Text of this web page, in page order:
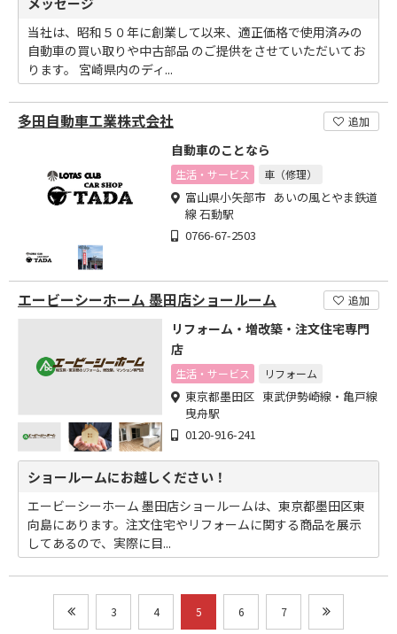
当社は、昭和５０年に創業して以来、適正価格で使用済みの
自動車の買い取りや中古部品 のご提供をさせていただいてお
ります。 宮崎県内のディ...
多田自動車工業株式会社 追加
自動車のことなら
生活・サービス 車（修理）
富山県小矢部市 あいの風とやま鉄道
線 石動駅
0766-67-2503
エービーシーホーム 墨田店ショールーム 追加
リフォーム・増改築・注文住宅専門
店
生活・サービス リフォーム
東京都墨田区 東武伊勢崎線・亀戸線
曳舟駅
0120-916-241
ショールームにお越しください！
エービーシーホーム 墨田店ショールームは、東京都墨田区東
向島にあります。注文住宅やリフォームに関する商品を展示
してあるので、実際に目...
3 4 5 6 7